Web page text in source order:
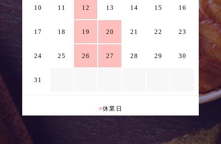
10 11 12 13 14 15 16
17 18 19 20 21 22 23
24 25 26 27 28 29 30
31
■休業日